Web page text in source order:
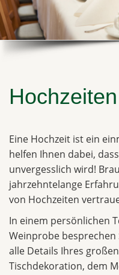
Hochzeiten
Eine Hochzeit ist ein
helfen Ihnen dabei,
unvergesslich wird!
jahrzehntelange
von Hochzeiten
In einem persönlichen
Weinprobe besprechen
alle Details Ihres
Tischdekoration, dem